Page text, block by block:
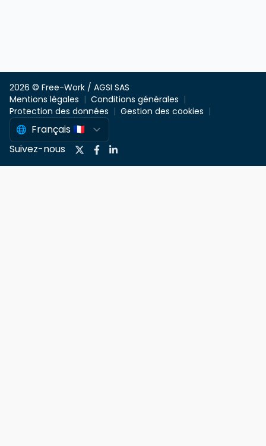
2026 © Free-Work / AGSI SAS
Mentions légales
Conditions générales
Protection des données
Gestion des cookies
Suivez-nous